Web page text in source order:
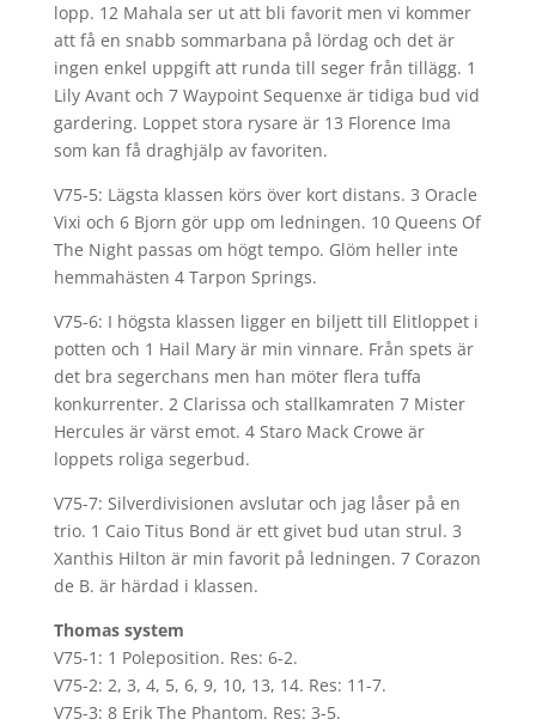
lopp. 12 Mahala ser ut att bli favorit men vi kommer
att få en snabb sommarbana på lördag och det är
ingen enkel uppgift att runda till seger från tillägg. 1
Lily Avant och 7 Waypoint Sequenxe är tidiga bud vid
gardering. Loppet stora rysare är 13 Florence Ima
som kan få draghjälp av favoriten.
V75-5: Lägsta klassen körs över kort distans. 3 Oracle
Vixi och 6 Bjorn gör upp om ledningen. 10 Queens Of
The Night passas om högt tempo. Glöm heller inte
hemmahästen 4 Tarpon Springs.
V75-6: I högsta klassen ligger en biljett till Elitloppet i
potten och 1 Hail Mary är min vinnare. Från spets är
det bra segerchans men han möter flera tuffa
konkurrenter. 2 Clarissa och stallkamraten 7 Mister
Hercules är värst emot. 4 Staro Mack Crowe är
loppets roliga segerbud.
V75-7: Silverdivisionen avslutar och jag låser på en
trio. 1 Caio Titus Bond är ett givet bud utan strul. 3
Xanthis Hilton är min favorit på ledningen. 7 Corazon
de B. är härdad i klassen.
Thomas system
V75-1: 1 Poleposition. Res: 6-2.
V75-2: 2, 3, 4, 5, 6, 9, 10, 13, 14. Res: 11-7.
V75-3: 8 Erik The Phantom. Res: 3-5.